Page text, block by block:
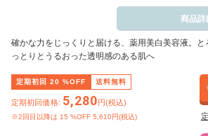
商品詳
確かな力をじっくりと届ける、薬用美白美容液。と
っとりとうるおった透明感のある肌へ
定期初回 20 %OFF 送料無料
定期初回価格: 5,280円(税込)
※2回目以降は 15 %OFF 5,610円(税込)